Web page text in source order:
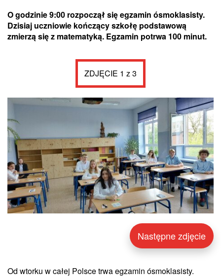
O godzinie 9:00 rozpoczął się egzamin ósmoklasisty.
Dzisiaj uczniowie kończący szkołę podstawową
zmierzą się z matematyką. Egzamin potrwa 100 minut.
ZDJĘCIE 1 z 3
Następne zdjęcie
Od wtorku w całej Polsce trwa egzamin ósmoklasisty.